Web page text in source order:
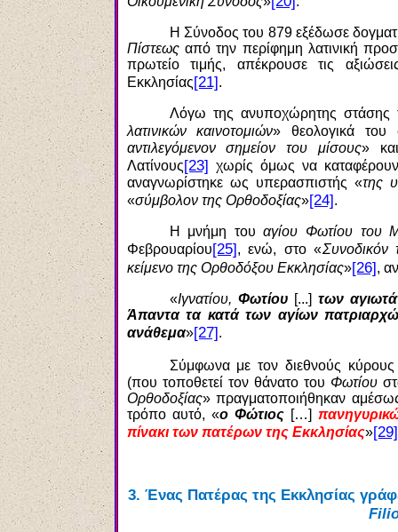
Η Σύνοδος του 879 εξέδωσε
Πίστεωςαπό την περίφημη λατινική
πρωτείο τιμής, απέκρουσε τις
Εκκλησίας[21].
Λόγω της ανυποχώρητης στάσης
λατινικών καινοτομιών» θεολογικά του
αντιλεγόμενον σημείον του μίσους»
Λατίνους[23] χωρίς όμως να
αναγνωρίστηκε ως υπερασπιστής «της
«σύμβολον της Ορθοδοξίας»[24].
Η μνήμη τουαγίου Φωτίου του
Φεβρουαρίου[25], ενώ, στο «Συνοδικόν
κείμενο της Ορθοδόξου Εκκλησίας»[26],
«Ιγνατίου, Φωτίου[...] των
Άπαντα τα κατά των αγίων
ανάθεμα»[27].
Σύμφωνα με τον διεθνούς κύρους
(που τοποθετεί τον θάνατο του Φωτίου
Ορθοδοξίας» πραγματοποιήθηκαν
τρόπο αυτό, «ο Φώτιος […]
πίνακι των πατέρων της Εκκλησίας»[29]
3. Ένας Πατέρας της Εκκλησίας